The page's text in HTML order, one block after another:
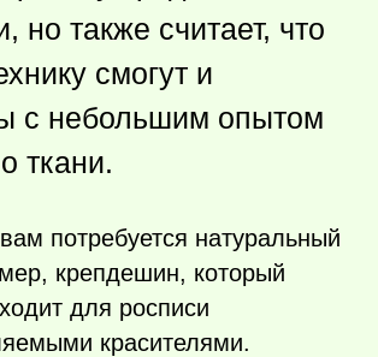
но также считает, что
смогут и
с небольшим опытом
ткани.
потребуется натуральный
крепдешин, который
для росписи
красителями.